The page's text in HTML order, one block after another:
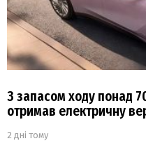
З запасом ходу понад
отримав електричну
2 дні тому